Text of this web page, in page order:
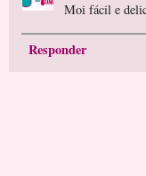
Moi fácil e
Responder